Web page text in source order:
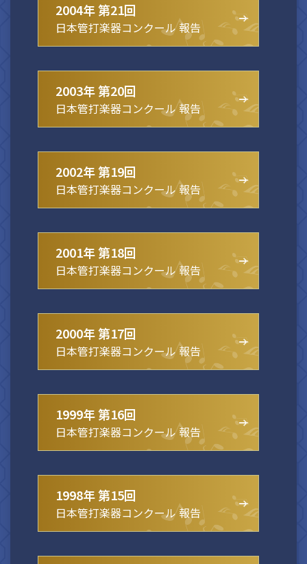
2004年 第21回
日本管打楽器コンクール 報告
2003年 第20回
日本管打楽器コンクール 報告
2002年 第19回
日本管打楽器コンクール 報告
2001年 第18回
日本管打楽器コンクール 報告
2000年 第17回
日本管打楽器コンクール 報告
1999年 第16回
日本管打楽器コンクール 報告
1998年 第15回
日本管打楽器コンクール 報告